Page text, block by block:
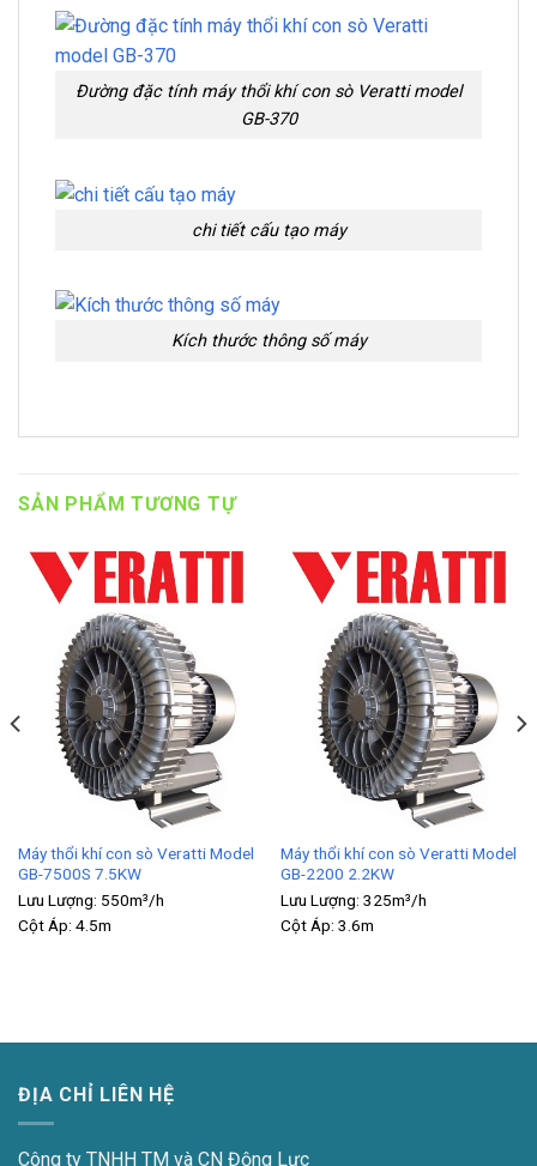
Đường đặc tính máy thổi khí con sò Veratti model
GB-370
chi tiết cấu tạo máy
Kích thước thông số máy
SẢN PHẨM TƯƠNG TỰ
Máy thổi khí con sò Veratti Model
GB-7500S 7.5KW
Lưu Lượng: 550m³/h
Cột Áp: 4.5m
Máy thổi khí con sò Veratti Model
GB-2200 2.2KW
Lưu Lượng: 325m³/h
Cột Áp: 3.6m
ĐỊA CHỈ LIÊN HỆ
Công ty TNHH TM và CN Động Lực